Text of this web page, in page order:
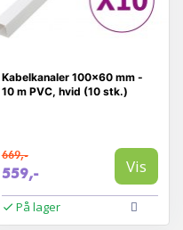
Kabelkanaler 100×60 mm -
10 m PVC, hvid (10 stk.)
669,-
559,- Vis
På lager